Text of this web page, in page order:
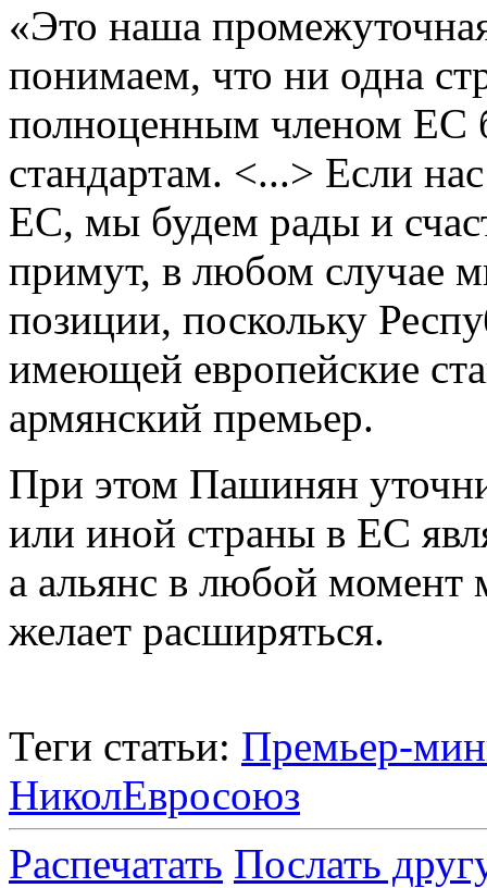
«Это наша
понимаем, что ни одна
полноценным членом ЕС
стандартам. <...> Если
ЕС, мы будем рады и
примут, в любом случае
позиции, поскольку
имеющей европейские
армянский премьер.
При этом Пашинян
или иной страны в ЕС
а альянс в любой момент
желает расширяться.
Теги статьи: Премьер-
НиколЕвросоюз
Распечатать Послать